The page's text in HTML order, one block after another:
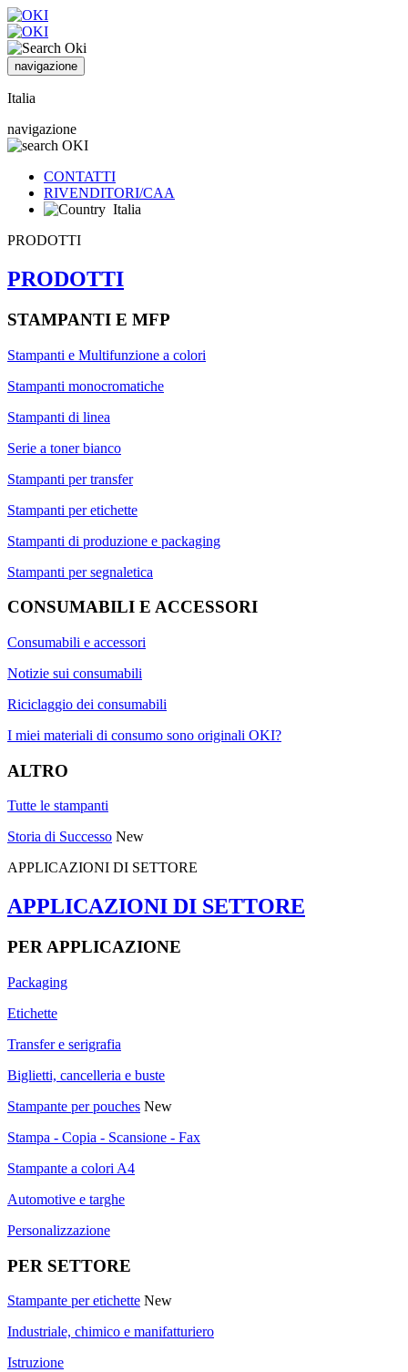
navigazione
Italia
navigazione
CONTATTI
RIVENDITORI/CAA
Italia
PRODOTTI
PRODOTTI
STAMPANTI E MFP
Stampanti e Multifunzione a colori
Stampanti monocromatiche
Stampanti di linea
Serie a toner bianco
Stampanti per transfer
Stampanti per etichette
Stampanti di produzione e packaging
Stampanti per segnaletica
CONSUMABILI E ACCESSORI
Consumabili e accessori
Notizie sui consumabili
Riciclaggio dei consumabili
I miei materiali di consumo sono originali OKI?
ALTRO
Tutte le stampanti
Storia di Successo New
APPLICAZIONI DI SETTORE
APPLICAZIONI DI SETTORE
PER APPLICAZIONE
Packaging
Etichette
Transfer e serigrafia
Biglietti, cancelleria e buste
Stampante per pouches New
Stampa - Copia - Scansione - Fax
Stampante a colori A4
Automotive e targhe
Personalizzazione
PER SETTORE
Stampante per etichette New
Industriale, chimico e manifatturiero
Istruzione